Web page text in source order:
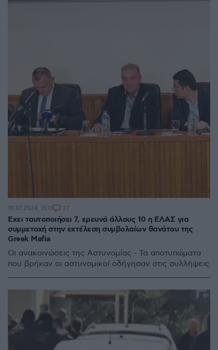
Εχει ταυτοποιήσει 7, ερευνά άλλους 10 η ΕΛΑΣ για
συμμετοχή στην εκτέλεση συμβολαίων θανάτου της
Greek Mafia
Οι ανακοινώσεις της Αστυνομίας - Τα αποτυπώματα
που βρήκαν οι αστυνομικοί οδήγησαν στις συλλήψεις
18.01.2024, 15:11 27